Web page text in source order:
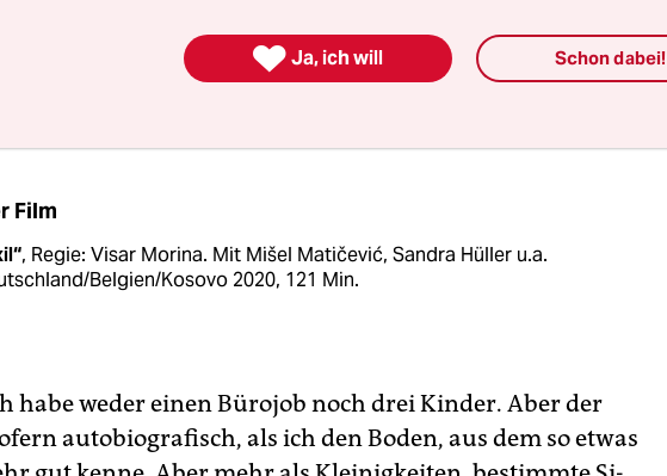
man sicherlich davon ausgehen, dass Ihr Film zum
Film
, Regie: Visar Morina. Mit Mišel Matičević, Sandra Hüller u.a.
Belgien/Kosovo 2020, 121 Min.
habe weder einen Bürojob noch drei Kinder. Aber der
autobiografisch, als ich den Boden, aus dem so etwas
 Ja, ich will Schon dabei!